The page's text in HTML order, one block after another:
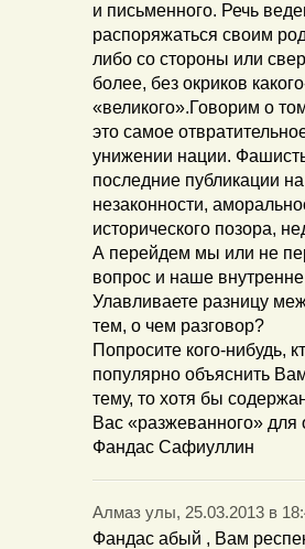
и письменного. Речь
распоряжаться своим
либо со стороны или
более, без окриков
«великого».Говорим о
это самое
унижении нации.
последние публикации
незаконности,
исторического позора,
А перейдем мы или не
вопрос и наше
Улавливаете разницу
тем, о чем разговор?
Попросите кого-нибудь,
популярно объяснить
тему, то хотя бы
Вас «разжеванного» для
Фандас Сафиуллин
Алмаз улы, 25.03.2013 в
Фандас абый , Вам